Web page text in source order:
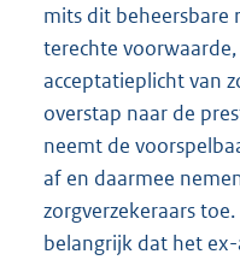
mits dit beheersbare
terechte
acceptatieplicht van
overstap naar de
neemt de
af en daarmee
zorgverzekeraars
belangrijk dat het